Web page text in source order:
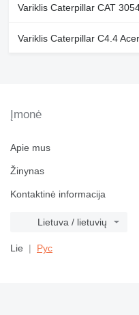
Variklis Caterpillar CAT
Variklis Caterpillar C4.4
Įmonė
Apie mus
Žinynas
Kontaktinė informacija
Lietuva / lietuvių
Lie Рус